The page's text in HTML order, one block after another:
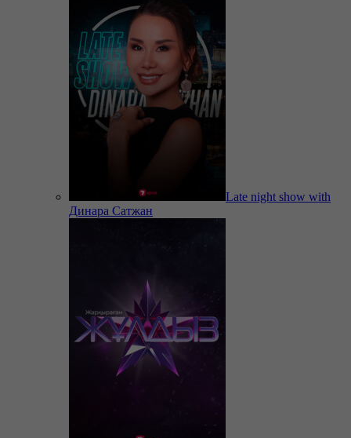
Late night show with
Динара Сатжан